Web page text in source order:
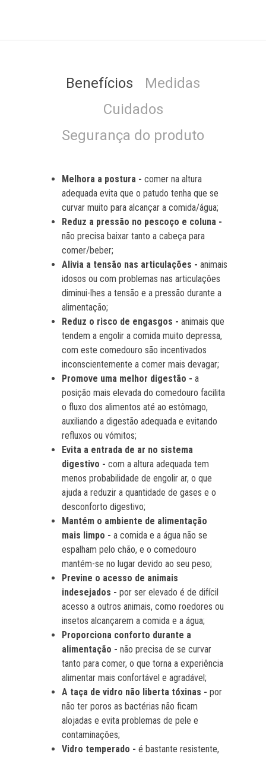
Benefícios
Medidas
Cuidados
Segurança do produto
Melhora a postura - comer na altura
adequada evita que o patudo tenha que se
curvar muito para alcançar a comida/água;
Reduz a pressão no pescoço e coluna -
não precisa baixar tanto a cabeça para
comer/beber;
Alivia a tensão nas articulações - animais
idosos ou com problemas nas articulações
diminui-lhes a tensão e a pressão durante a
alimentação;
Reduz o risco de engasgos - animais que
tendem a engolir a comida muito depressa,
com este comedouro são incentivados
inconscientemente a comer mais devagar;
Promove uma melhor digestão - a
posição mais elevada do comedouro facilita
o fluxo dos alimentos até ao estômago,
auxiliando a digestão adequada e evitando
refluxos ou vómitos;
Evita a entrada de ar no sistema
digestivo - com a altura adequada tem
menos probabilidade de engolir ar, o que
ajuda a reduzir a quantidade de gases e o
desconforto digestivo;
Mantém o ambiente de alimentação
mais limpo - a comida e a água não se
espalham pelo chão, e o comedouro
mantém-se no lugar devido ao seu peso;
Previne o acesso de animais
indesejados - por ser elevado é de difícil
acesso a outros animais, como roedores ou
insetos alcançarem a comida e a água;
Proporciona conforto durante a
alimentação - não precisa de se curvar
tanto para comer, o que torna a experiência
alimentar mais confortável e agradável;
A taça de vidro não liberta tóxinas - por
não ter poros as bactérias não ficam
alojadas e evita problemas de pele e
contaminações;
Vidro temperado - é bastante resistente,